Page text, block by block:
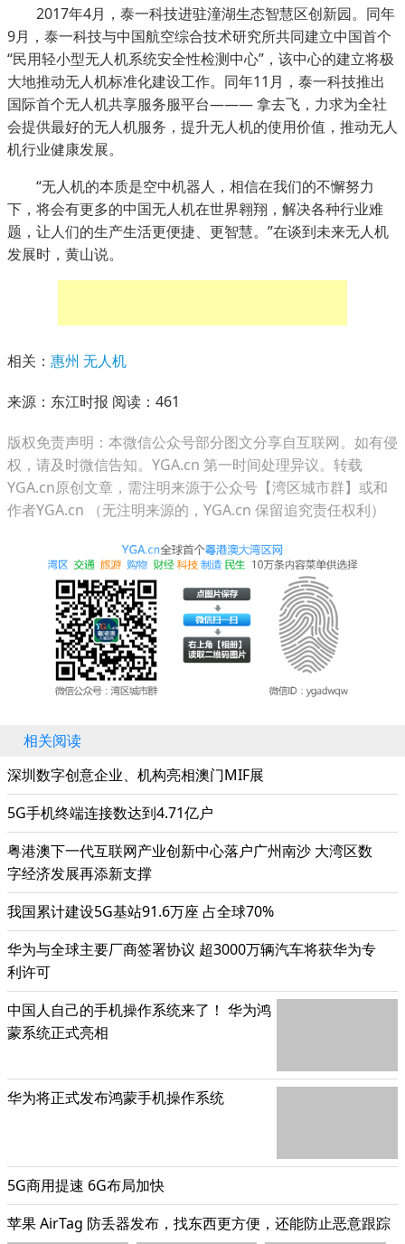
2017年4月，泰一科技进驻潼湖生态智慧区创新园。同年
9月，泰一科技与中国航空综合技术研究所共同建立中国首个
“民用轻小型无人机系统安全性检测中心”，该中心的建立将极
大地推动无人机标准化建设工作。同年11月，泰一科技推出
国际首个无人机共享服务服平台——— 拿去飞，力求为全社
会提供最好的无人机服务，提升无人机的使用价值，推动无人
机行业健康发展。
“无人机的本质是空中机器人，相信在我们的不懈努力
下，将会有更多的中国无人机在世界翱翔，解决各种行业难
题，让人们的生产生活更便捷、更智慧。”在谈到未来无人机
发展时，黄山说。
相关： 惠州 无人机
来源：东江时报 阅读： 461
版权免责声明：本微信公众号部分图文分享自互联网。如有侵
权，请及时微信告知。YGA.cn 第一时间处理异议。转载
YGA.cn原创文章，需注明来源于公众号【湾区城市群】或和
作者YGA.cn （无注明来源的，YGA.cn 保留追究责任权利）
相关阅读
深圳数字创意企业、机构亮相澳门MIF展
5G手机终端连接数达到4.71亿户
粤港澳下一代互联网产业创新中心落户广州南沙 大湾区数
字经济发展再添新支撑
我国累计建设5G基站91.6万座 占全球70%
华为与全球主要厂商签署协议 超3000万辆汽车将获华为专
利许可
中国人自己的手机操作系统来了！ 华为鸿
蒙系统正式亮相
华为将正式发布鸿蒙手机操作系统
5G商用提速 6G布局加快
苹果 AirTag 防丢器发布，找东西更方便，还能防止恶意跟踪